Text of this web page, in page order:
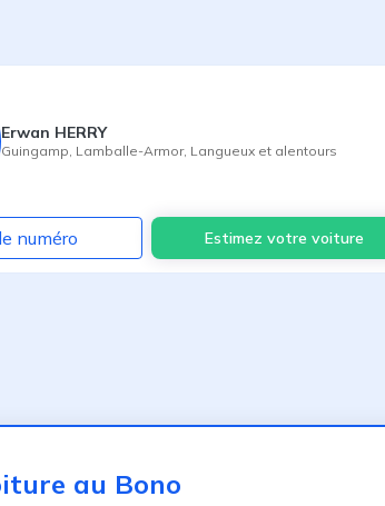
Erwan HERRY
Guingamp Lamballe-Armor, Langueux et alentours
numéro Estimez votre voiture
au Bono